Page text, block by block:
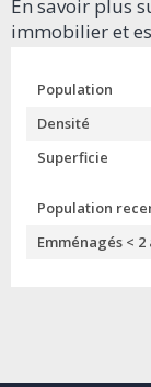
En savoir plus
immobilier et
Population
Densité
Superficie
Population
Emménagés < 2